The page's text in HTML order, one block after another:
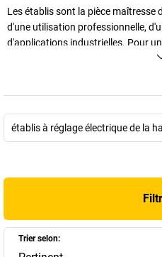
Les établis sont la pièce maîtresse
d'une utilisation professionnelle,
d'applications industrielles. Pour
de notre gamme sont adaptés à
espaces de rangement et
établis à réglage électrique de la
Trier selon: